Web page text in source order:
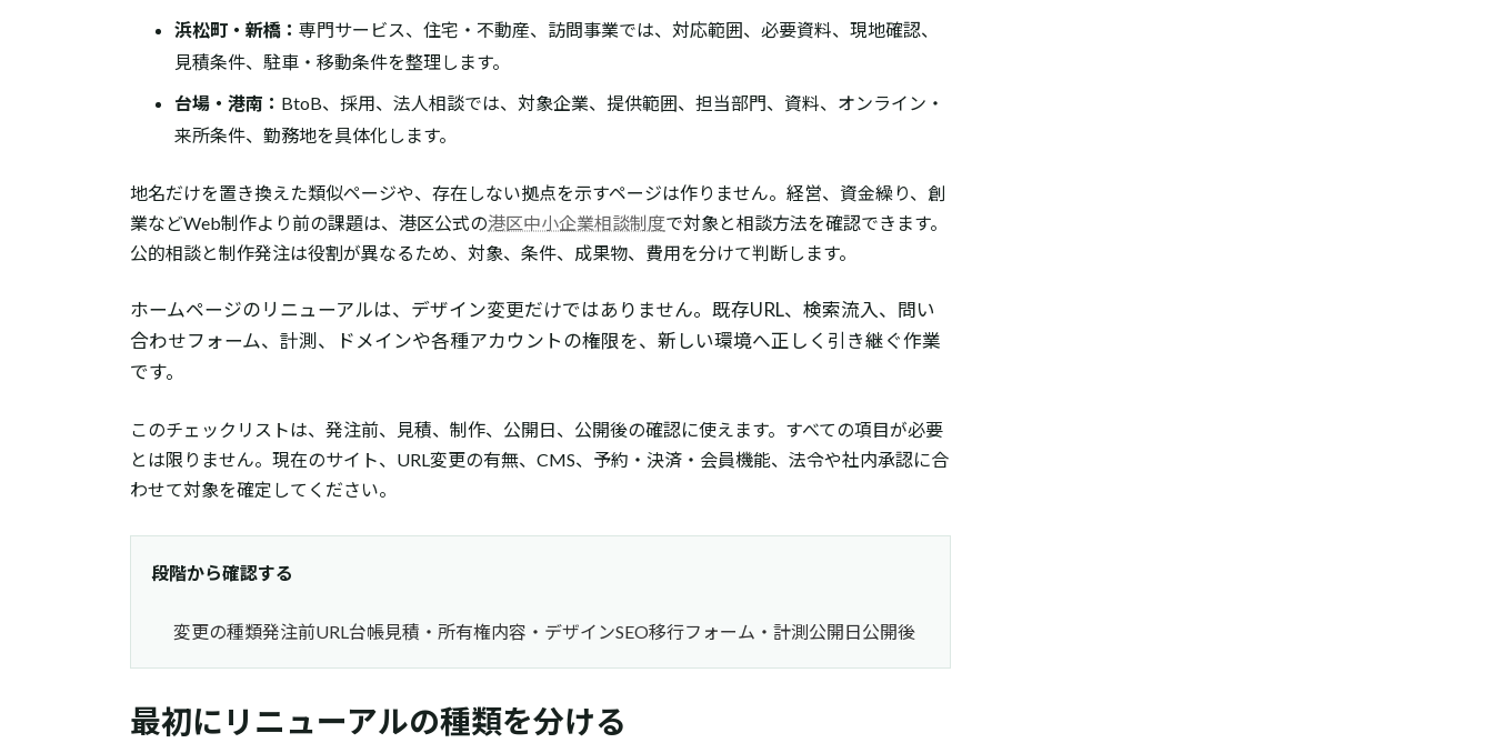
浜松町・新橋： 専門サービス、住宅・不動産、訪問事業では、対応範囲、必要資料、現地確認、
見積条件、駐車・移動条件を整理します。
台場・港南： BtoB、採用、法人相談では、対象企業、提供範囲、担当部門、資料、オンライン・
来所条件、勤務地を具体化します。
地名だけを置き換えた類似ページや、存在しない拠点を示すページは作りません。経営、資金繰り、創
業などWeb制作より前の課題は、港区公式の港区中小企業相談制度で対象と相談方法を確認できます。
公的相談と制作発注は役割が異なるため、対象、条件、成果物、費用を分けて判断します。
ホームページのリニューアルは、デザイン変更だけではありません。既存URL、検索流入、問い
合わせフォーム、計測、ドメインや各種アカウントの権限を、新しい環境へ正しく引き継ぐ作業
です。
このチェックリストは、発注前、見積、制作、公開日、公開後の確認に使えます。すべての項目が必要
とは限りません。現在のサイト、URL変更の有無、CMS、予約・決済・会員機能、法令や社内承認に合
わせて対象を確定してください。
段階から確認する
変更の種類発注前URL台帳見積・所有権内容・デザインSEO移行フォーム・計測公開日公開後
最初にリニューアルの種類を分ける